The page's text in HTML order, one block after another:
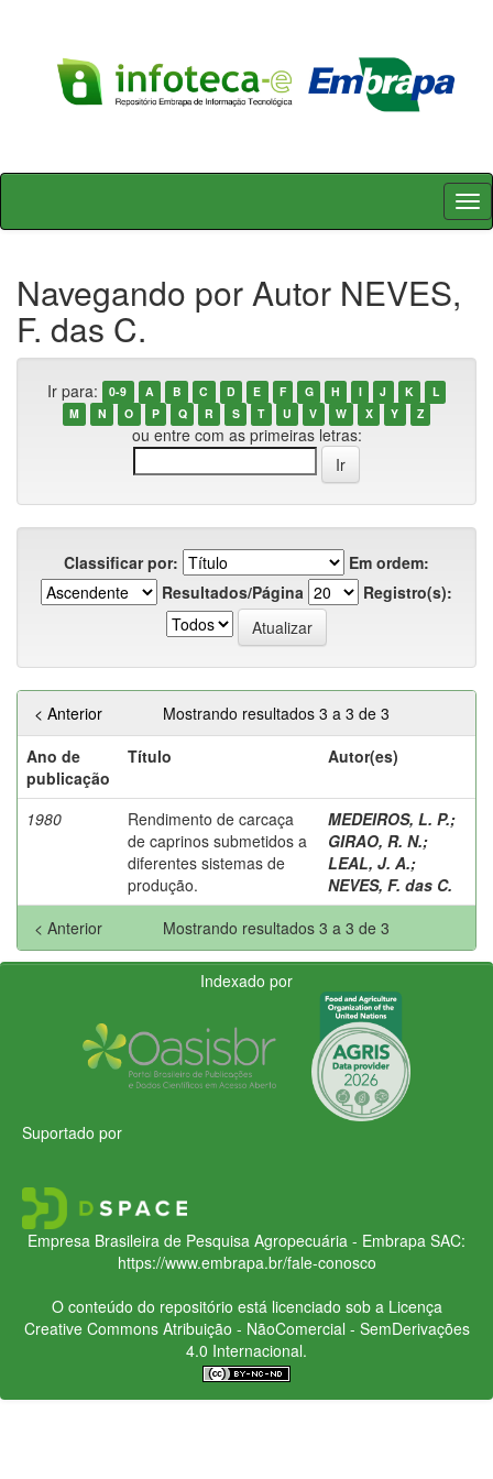
Skip
Navegando por Autor NEVES,
F. das C.
Ir para: 0-9 A B C D E F G H I J K
L
M
N O P Q R S T U V W X Y Z
ou entre com as primeiras letras:
Classificar por:
Em ordem:
Resultados/Página
Registro(s):
Mostrando resultados 3 a 3 de 3
< Anterior
Ano de
publicação
Título Autor(es)
1980
Rendimento de carcaça
de caprinos submetidos a
diferentes sistemas de
produção.
MEDEIROS, L. P.;
GIRAO, R. N.;
LEAL, J. A.;
NEVES, F. das C.
Mostrando resultados 3 a 3 de 3
< Anterior
Indexado por
Suportado por
Empresa Brasileira de Pesquisa Agropecuária - Embrapa SAC:
https://www.embrapa.br/fale-conosco
O conteúdo do repositório está licenciado sob a Licença
Creative CommonsAtribuição - NãoComercial - SemDerivações
4.0 Internacional.